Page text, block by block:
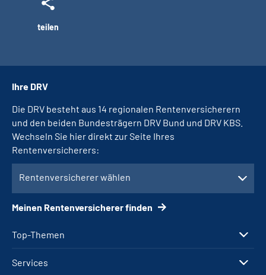
teilen
Top-Themen
Services
Ihre DRV
Die DRV besteht aus 14 regionalen Rentenversicherern
und den beiden Bundesträgern DRV Bund und DRV KBS.
Wechseln Sie hier direkt zur Seite Ihres
Rentenversicherers:
Rentenversicherer wählen
Meinen Rentenversicherer finden